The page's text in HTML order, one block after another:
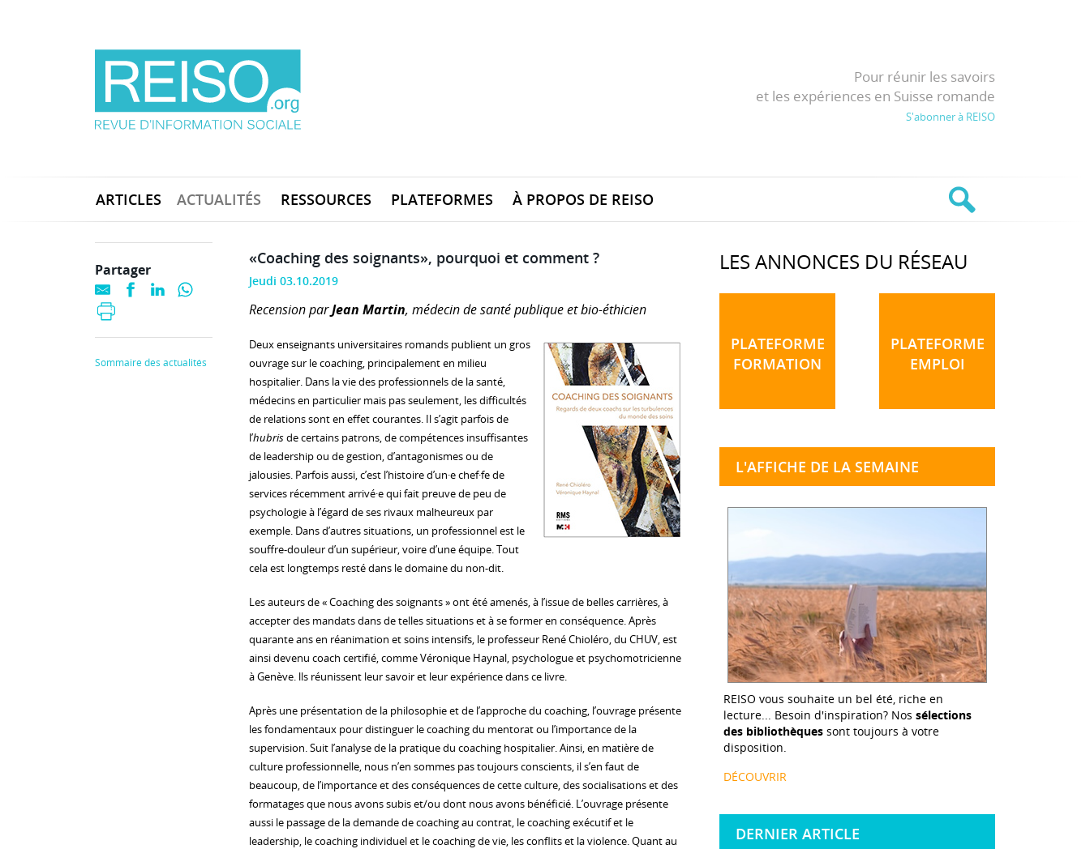
Pour réunir les savoirs
et les expériences en Suisse romande
S'abonner à REISO
ARTICLES ACTUALITÉS RESSOURCES PLATEFORMES À PROPOS DE REISO
«Coaching des soignants», pourquoi et comment ?
Jeudi 03.10.2019
Recension parJean Martin, médecin de santé publique et bio-éthicien
Deux enseignants universitaires romands publient un gros
ouvrage sur le coaching, principalement en milieu
hospitalier. Dans la vie des professionnels de la santé,
médecins en particulier mais pas seulement, les difficultés
de relations sont en effet courantes. Il s’agit parfois de
l’hubrisde certains patrons, de compétences insuffisantes
de leadership ou de gestion, d’antagonismes ou de
jalousies. Parfois aussi, c’est l’histoire d’un·e chef·fe de
services récemment arrivé·e qui fait preuve de peu de
psychologie à l’égard de ses rivaux malheureux par
exemple. Dans d’autres situations, un professionnel est le
souffre-douleur d’un supérieur, voire d’une équipe. Tout
cela est longtemps resté dans le domaine du non-dit.
Les auteurs de « Coaching des soignants » ont été amenés, à l’issue de belles carrières, à
accepter des mandats dans de telles situations et à se former en conséquence. Après
quarante ans en réanimation et soins intensifs, le professeur René Chioléro, du CHUV, est
ainsi devenu coach certifié, comme Véronique Haynal, psychologue et psychomotricienne
à Genève. lls réunissent leur savoir et leur expérience dans ce livre.
Après une présentation de la philosophie et de l’approche du coaching, l’ouvrage présente
les fondamentaux pour distinguer le coaching du mentorat ou l’importance de la
supervision. Suit l’analyse de la pratique du coaching hospitalier. Ainsi, en matière de
culture professionnelle, nous n’en sommes pas toujours conscients, il s’en faut de
beaucoup, de l’importance et des conséquences de cette culture, des socialisations et des
formatages que nous avons subis et/ou dont nous avons bénéficié. L’ouvrage présente
aussi le passage de la demande de coaching au contrat, le coaching exécutif et le
leadership, le coaching individuel et le coaching de vie, les conflits et la violence. Quant au
Partager
Sommaire des actualités
LES ANNONCES DU RÉSEAU
PLATEFORME
FORMATION
PLATEFORME
EMPLOI
L'AFFICHE DE LA SEMAINE
REISO vous souhaite un bel été, riche en
lecture... Besoin d'inspiration? Nos sélections
des bibliothèques sont toujours à votre
disposition.
DÉCOUVRIR
DERNIER ARTICLE